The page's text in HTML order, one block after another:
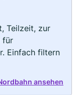
Teilzeit, zur
für
Einfach filtern
ansehen